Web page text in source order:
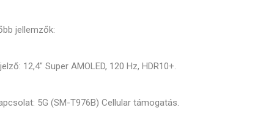
jellemzők:
12,4" Super AMOLED, 120 Hz, HDR10+.
5G (SM-T976B) Cellular támogatás.